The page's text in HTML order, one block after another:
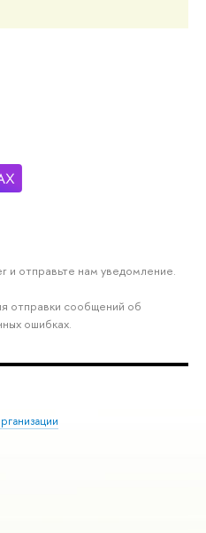
и отправьте нам уведомление.
отправки сообщений об
ошибках.